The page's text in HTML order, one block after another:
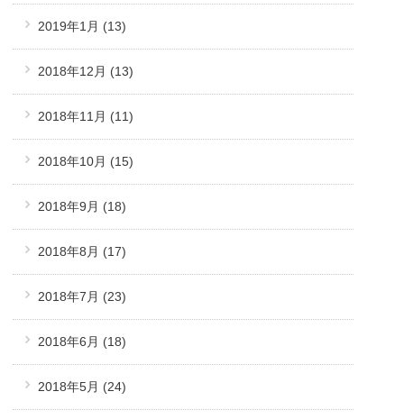
2019年1月 (13)
2018年12月 (13)
2018年11月 (11)
2018年10月 (15)
2018年9月 (18)
2018年8月 (17)
2018年7月 (23)
2018年6月 (18)
2018年5月 (24)